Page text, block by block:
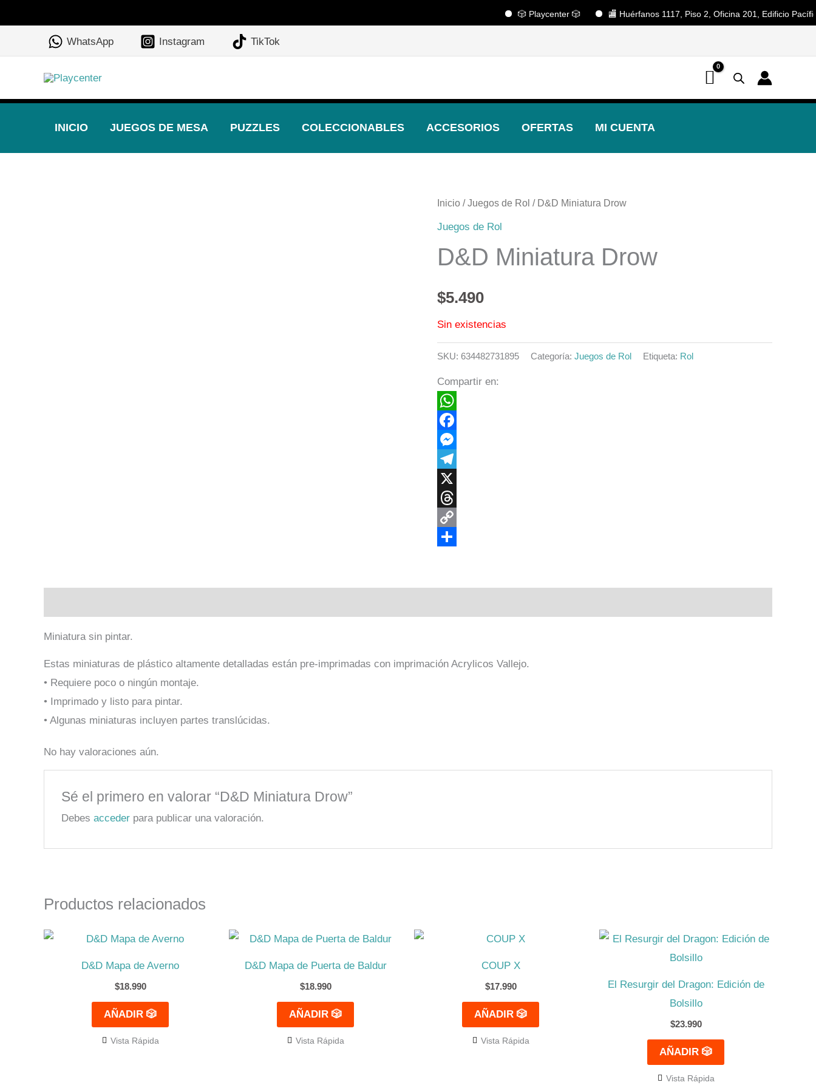
🎲 Playcenter 🎲 🏬 Huérfanos 1117, Piso 2, Oficina 201, Edificio
al
WhatsApp Instagram TikTok
INICIO JUEGOS DE MESA PUZZLES COLECCIONABLES ACCESORIOS OFERTAS MI CUENTA
Inicio /Juegos de Rol / D&D Miniatura Drow
Juegos de Rol
D&D Miniatura Drow
$5.490
Sin existencias
SKU: 634482731895 Categoría: Juegos de Rol Etiqueta: Rol
Compartir en:
WhatsApp
Facebook
Messenger
Telegram
X
Threads
Copy
Miniatura sin pintar.
Estas miniaturas de plástico altamente detalladas están pre-imprimadas con imprimación Acrylicos Vallejo.
• Requiere poco o ningún montaje.
• Imprimado y listo para pintar.
• Algunas miniaturas incluyen partes translúcidas.
No hay valoraciones aún.
Sé el primero en valorar “D&D Miniatura Drow”
Debesacceder para publicar una valoración.
Productos relacionados
D&D Mapa de Averno
$18.990
AÑADIR 🎲
Vista Rápida
D&D Mapa de Puerta de Baldur
$18.990
AÑADIR 🎲
Vista Rápida
COUP X
$17.990
AÑADIR 🎲
Vista Rápida
El Resurgir del Dragon: Edición de
Bolsillo
$23.990
AÑADIR 🎲
Vista Rápida
📢 ¡OFERTAS! 🔥